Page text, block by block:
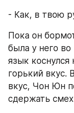
- Как, в твою
Пока он
была у него во
язык коснулся
горький вкус.
вкус, Чон Юн
сдержать